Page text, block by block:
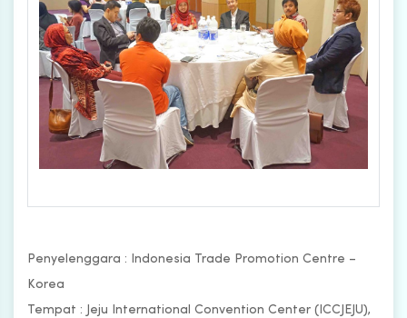
Penyelenggara : Indonesia Trade Promotion Centre –
Korea
Tempat : Jeju International Convention Center (ICCJEJU),